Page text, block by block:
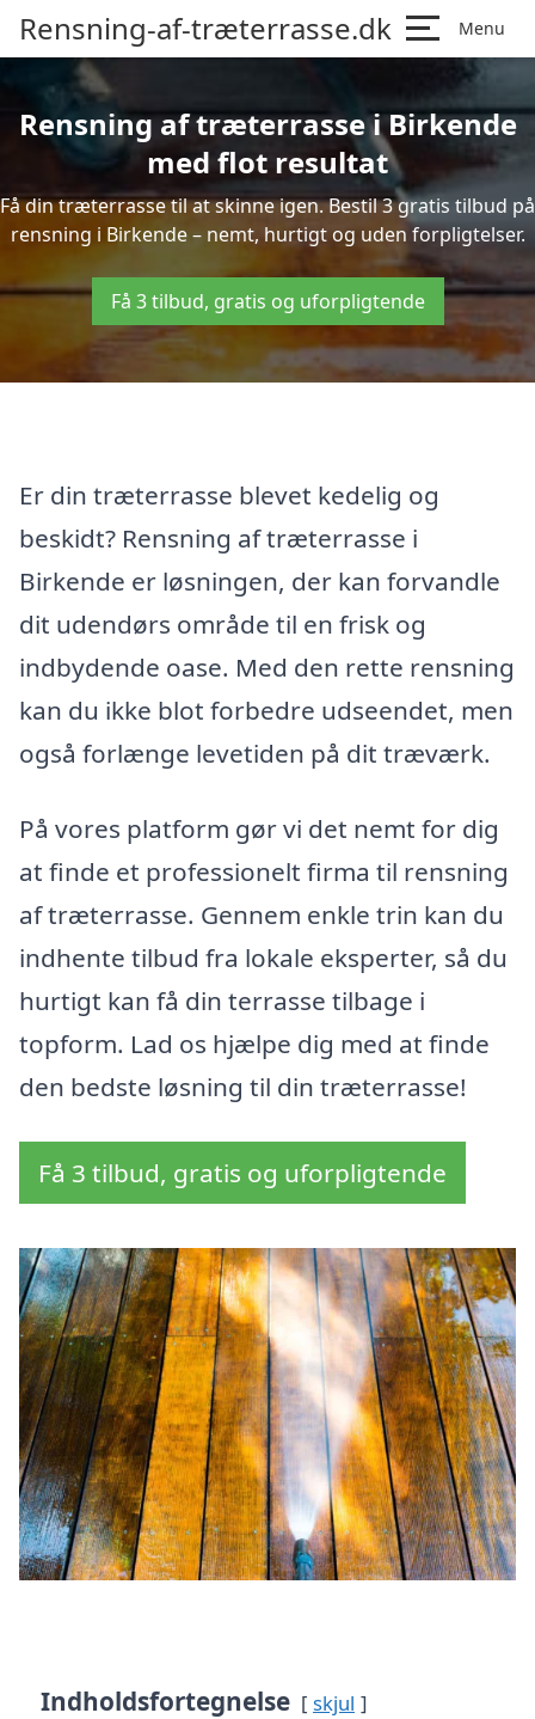
Rensning-af-træterrasse.dk Menu
Rensning af træterrasse i Birkende
med flot resultat
Få din træterrasse til at skinne igen. Bestil 3 gratis tilbud på
rensning i Birkende – nemt, hurtigt og uden forpligtelser.
Få 3 tilbud, gratis og uforpligtende
Er din træterrasse blevet kedelig og
beskidt? Rensning af træterrasse i
Birkende er løsningen, der kan forvandle
dit udendørs område til en frisk og
indbydende oase. Med den rette rensning
kan du ikke blot forbedre udseendet, men
også forlænge levetiden på dit træværk.
På vores platform gør vi det nemt for dig
at finde et professionelt firma til rensning
af træterrasse. Gennem enkle trin kan du
indhente tilbud fra lokale eksperter, så du
hurtigt kan få din terrasse tilbage i
topform. Lad os hjælpe dig med at finde
den bedste løsning til din træterrasse!
Få 3 tilbud, gratis og uforpligtende
Indholdsfortegnelse skjul